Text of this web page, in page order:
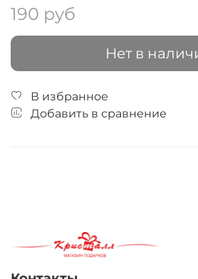
190 руб
Нет в
В избранное
Добавить в сравнение